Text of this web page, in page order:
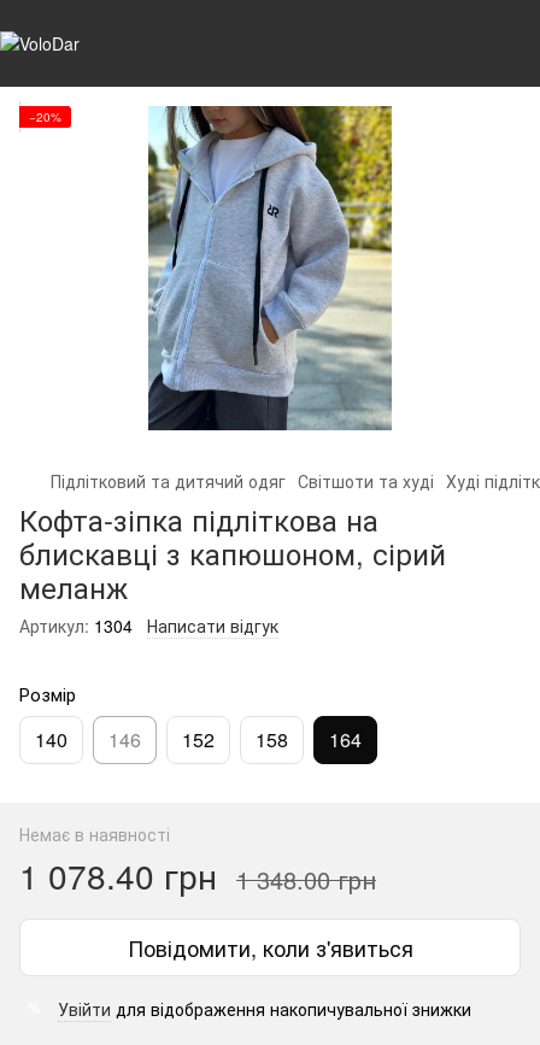
−20%
Підлітковий та дитячий одяг Світшоти та худі Худі
Кофта-зіпка підліткова на
блискавці з капюшоном, сірий
меланж
Артикул: 1304 Написати відгук
Розмір
140 146 152 158 164
Немає в наявності
1 078.40 грн 1 348.00 грн
Повідомити, коли з'явиться
Увійти для відображення накопичувальної знижки